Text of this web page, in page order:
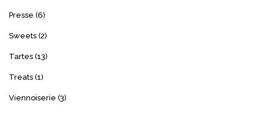
Presse (6)
Sweets (2)
Tartes (13)
Treats (1)
Viennoiserie (3)